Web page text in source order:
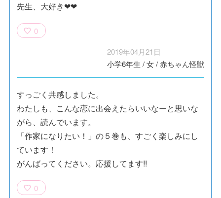
先生、大好き❤❤
0
2019年04月21日
小学6年生 /女/赤ちゃん怪獣
すっごく共感しました。
わたしも、こんな恋に出会えたらいいなーと思いな
がら、読んでいます。
「作家になりたい！」の５巻も、すごく楽しみにし
ています！
がんばってください。応援してます!!
0